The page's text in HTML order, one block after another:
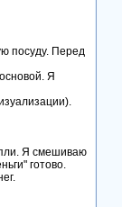
посуду. Перед
Я
Я смешиваю
готово.